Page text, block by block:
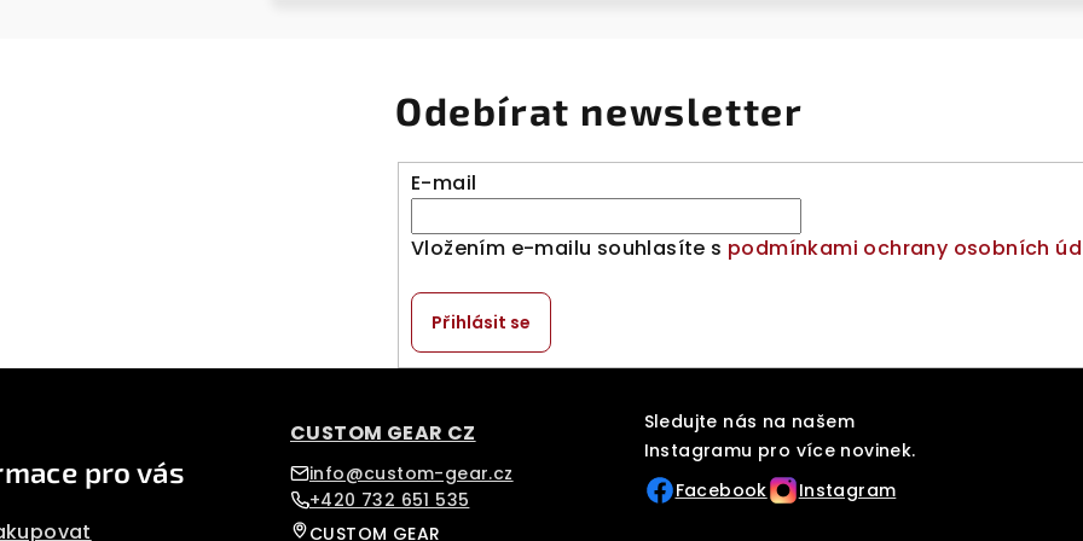
Odebírat newsletter
E-mail
Vložením e-mailu souhlasíte s podmínkami ochrany osobních
Přihlásit se
pro vás
CUSTOM GEAR CZ
info@custom-gear.cz
+420 732 651 535
CUSTOM GEAR
Sledujte nás na našem
Instagramu pro více novinek.
Facebook
Instagram